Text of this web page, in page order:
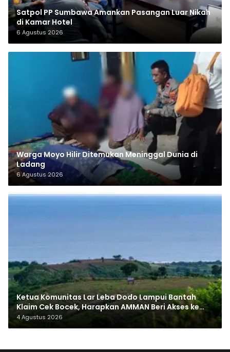
Satpol PP Sumbawa Amankan Pasangan Luar Nikah
di Kamar Hotel
6 Agustus 2026
Warga Moyo Hilir Ditemukan Meninggal Dunia di
Ladang
6 Agustus 2026
Ketua Komunitas Lar Leba Dodo Lampui Bantah
Klaim Cek Bocek, Harapkan AMMAN Beri Akses ke
Makam Leluhur
4 Agustus 2026